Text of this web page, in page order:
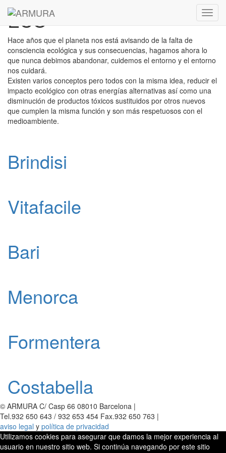
ECO
Hace años que el planeta nos está avisando de la falta de
consciencia ecológica y sus consecuencias, hagamos ahora lo
que nunca debimos abandonar, cuidemos el entorno y el entorno
nos cuidará.
Existen varios conceptos pero todos con la misma idea, reducir el
impacto ecológico con otras energías alternativas así como una
disminución de productos tóxicos sustituidos por otros nuevos
que cumplen la misma función y son más respetuosos con el
medioambiente.
Brindisi
Vitafacile
Bari
Menorca
Formentera
Costabella
© ARMURA C/ Casp 66 08010 Barcelona |
Tel.932 650 643 / 932 653 454 Fax.932 650 763 |
aviso legal y política de privacidad
Utilizamos cookies para asegurar que damos la mejor experiencia al
usuario en nuestro sitio web. Si continúa navegando por este sitio